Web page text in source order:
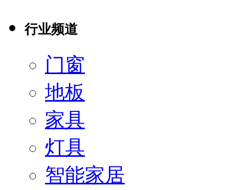
行业频道
门窗
地板
家具
灯具
智能家居